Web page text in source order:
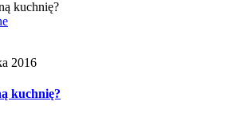
2016
kuchnię?